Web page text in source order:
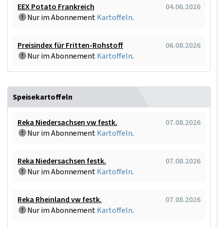
EEX Potato Frankreich
04.06.2026
Nur im AbonnementKartoffeln.
Preisindex für Fritten-Rohstoff
06.08.2026
Nur im AbonnementKartoffeln.
Speisekartoffeln
Reka Niedersachsen vw festk.
07.08.2026
Nur im AbonnementKartoffeln.
Reka Niedersachsen festk.
07.08.2026
Nur im AbonnementKartoffeln.
Reka Rheinland vw festk.
07.08.2026
Nur im AbonnementKartoffeln.